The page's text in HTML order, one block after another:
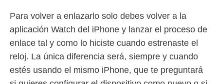
Para volver a enlazarlo solo debes volver a la
aplicación Watch del iPhone y lanzar el proceso de
enlace tal y como lo hiciste cuando estrenaste el
reloj. La única diferencia será, siempre y cuando
estés usando el mismo iPhone, que te preguntará